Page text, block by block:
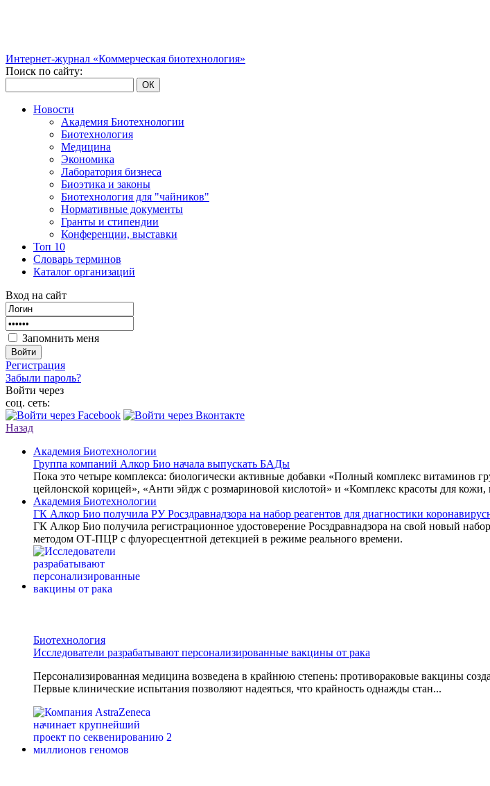
Интернет-журнал «Коммерческая биотехнология»
Поиск по сайту:
ОК
Новости
Академия Биотехнологии
Биотехнология
Медицина
Экономика
Лаборатория бизнеса
Биоэтика и законы
Биотехнология для "чайников"
Нормативные документы
Гранты и стипендии
Конференции, выставки
Топ 10
Словарь терминов
Каталог организаций
Вход на сайт
Запомнить меня
Войти
Регистрация
Забыли пароль?
Войти через
соц. сеть:
Назад
Академия Биотехнологии
Группа компаний Алкор Био начала выпускать БАДы
Пока это четыре комплекса: биологически активные добавки «Полный комплекс витаминов
цейлонской корицей», «Анти эйдж с розмариновой кислотой» и «Комплекс красоты для кожи,
Академия Биотехнологии
ГК Алкор Био получила РУ Росздравнадзора на набор реагентов для диагностики
ГК Алкор Био получила регистрационное удостоверение Росздравнадзора на свой новый
методом ОТ-ПЦР с флуоресцентной детекцией в режиме реального времени.
Биотехнология
Исследователи разрабатывают персонализированные вакцины от рака
Персонализированная медицина возведена в крайнюю степень: противораковые вакцины
Первые клинические испытания позволяют надеяться, что крайность однажды стан...